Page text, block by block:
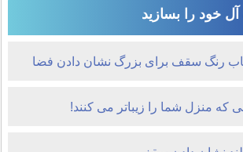
خود را بسازید
رنگ سقف برای بزرگ نشان دادن فضا
که منزل شما را زیباتر می کنند!